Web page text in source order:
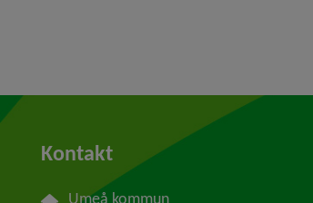
Kontakt
Umeå kommun